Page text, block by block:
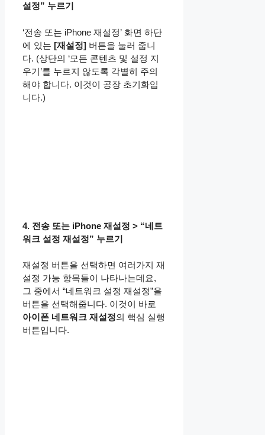
설정” 누르기
‘전송 또는 iPhone 재설정’ 화면 하단
에 있는 [재설정] 버튼을 눌러 줍니
다. (상단의 ‘모든 콘텐츠 및 설정 지
우기’를 누르지 않도록 각별히 주의
해야 합니다. 이것이 공장 초기화입
니다.)
4. 전송 또는 iPhone 재설정 > “네트
워크 설정 재설정” 누르기
재설정 버튼을 선택하면 여러가지 재
설정 가능 항목들이 나타나는데요,
그 중에서 “네트워크 설정 재설정”을
버튼을 선택해줍니다. 이것이 바로
아이폰 네트워크 재설정의 핵심 실행
버튼입니다.